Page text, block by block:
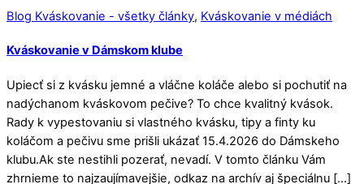
Blog Kváskovanie - všetky články, Kváskovanie v médiách
Kváskovanie v Dámskom klube
Upiecť si z kvásku jemné a vláčne koláče alebo si pochutiť na
nadýchanom kváskovom pečive? To chce kvalitný kvások.
Rady k vypestovaniu si vlastného kvásku, tipy a finty ku
koláčom a pečivu sme prišli ukázať 15.4.2026 do Dámskeho
klubu.Ak ste nestihli pozerať, nevadí. V tomto článku Vám
zhrnieme to najzaujímavejšie, odkaz na archív aj špeciálnu […]